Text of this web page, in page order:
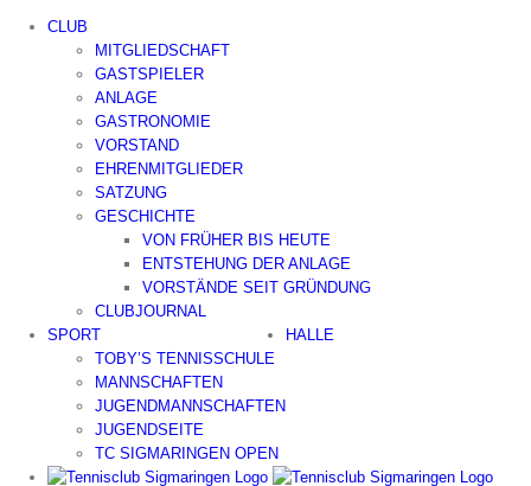
Inhalt
CLUB
MITGLIEDSCHAFT
GASTSPIELER
ANLAGE
GASTRONOMIE
VORSTAND
EHRENMITGLIEDER
SATZUNG
GESCHICHTE
VON FRÜHER BIS HEUTE
ENTSTEHUNG DER ANLAGE
VORSTÄNDE SEIT GRÜNDUNG
CLUBJOURNAL
SPORT
TOBY’S TENNISSCHULE
MANNSCHAFTEN
JUGENDMANNSCHAFTEN
JUGENDSEITE
TC SIGMARINGEN OPEN
HALLE